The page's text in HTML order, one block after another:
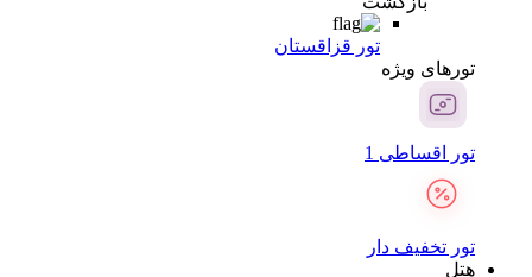
تور قزاقستان
تور‌های ویژه
تور اقساطی 1
تور تخفیف دار
هتل